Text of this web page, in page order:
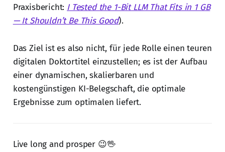
Praxisbericht: I Tested the 1-Bit LLM That Fits in 1 GB
— It Shouldn’t Be This Good).
Das Ziel ist es also nicht, für jede Rolle einen teuren
digitalen Doktortitel einzustellen; es ist der Aufbau
einer dynamischen, skalierbaren und
kostengünstigen KI-Belegschaft, die optimale
Ergebnisse zum optimalen liefert.
Live long and prosper 😉🖖